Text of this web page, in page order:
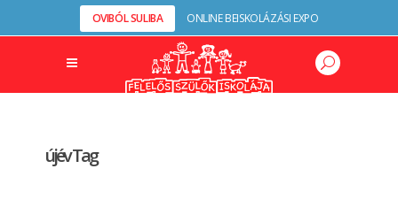
OVIBÓL SULIBA ONLINE BEISKOLÁZÁSI EXPO
újév Tag